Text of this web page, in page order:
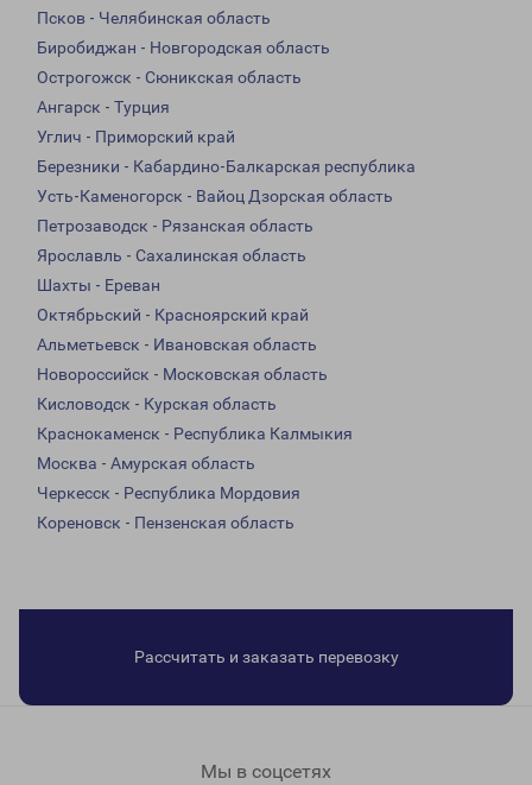
Псков - Челябинская область
Биробиджан - Новгородская область
Острогожск - Сюникская область
Ангарск - Турция
Углич - Приморский край
Березники - Кабардино-Балкарская республика
Усть-Каменогорск - Вайоц Дзорская область
Петрозаводск - Рязанская область
Ярославль - Сахалинская область
Шахты - Ереван
Октябрьский - Красноярский край
Альметьевск - Ивановская область
Новороссийск - Московская область
Кисловодск - Курская область
Краснокаменск - Республика Калмыкия
Москва - Амурская область
Черкесск - Республика Мордовия
Кореновск - Пензенская область
Рассчитать и заказать перевозку
Мы в соцсетях